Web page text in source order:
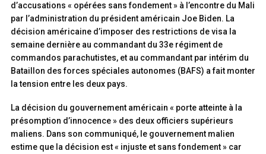
d’accusations « opérées sans fondement » à l’encontre du Mali
par l’administration du président américain Joe Biden. La
décision américaine d’imposer des restrictions de visa la
semaine dernière au commandant du 33e régiment de
commandos parachutistes, et au commandant par intérim du
Bataillon des forces spéciales autonomes (BAFS) a fait monter
la tension entre les deux pays.
La décision du gouvernement américain « porte atteinte à la
présomption d’innocence » des deux officiers supérieurs
maliens. Dans son communiqué, le gouvernement malien
estime que la décision est « injuste et sans fondement » car